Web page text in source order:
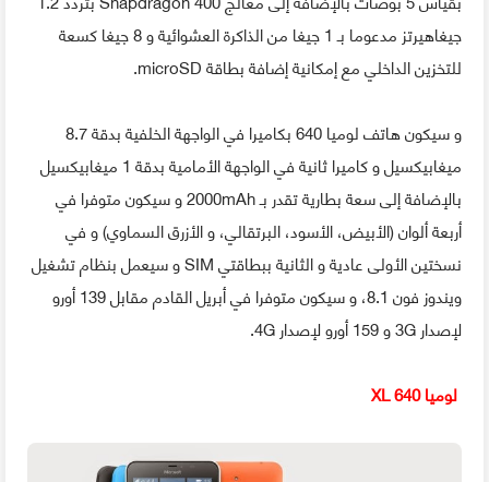
جيغاهيرتز مدعوما بـ 1 جيغا من الذاكرة العشوائية و 8 جيغا كسعة
للتخزين الداخلي مع إمكانية إضافة بطاقة microSD.
و سيكون هاتف لوميا 640 بكاميرا في الواجهة الخلفية بدقة 8.7
ميغابيكسيل و كاميرا ثانية في الواجهة الأمامية بدقة 1 ميغابيكسيل
بالإضافة إلى سعة بطارية تقدر بـ 2000mAh و سيكون متوفرا في
أربعة ألوان (الأبيض، الأسود، البرتقالي، و الأزرق السماوي) و في
نسختين الأولى عادية و الثانية ببطاقتي SIM و سيعمل بنظام تشغيل
ويندوز فون 8.1، و سيكون متوفرا في أبريل القادم مقابل 139 أورو
لإصدار 3G و 159 أورو لإصدار 4G.
لوميا 640 XL